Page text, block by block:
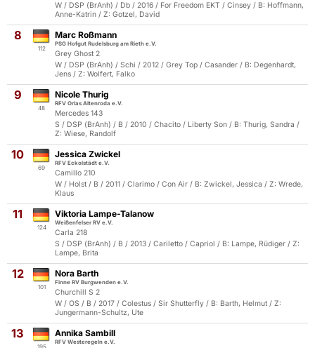
W / DSP (BrAnh) / Db / 2016 / For Freedom EKT / Cinsey / B: Hoffmann,
Anne-Katrin / Z: Gotzel, David
8
112
Marc Roßmann
PSG Hofgut Rudelsburg am Rieth e.V.
Grey Ghost 2
W / DSP (BrAnh) / Schi / 2012 / Grey Top / Casander / B: Degenhardt,
Jens / Z: Wolfert, Falko
9
48
Nicole Thurig
RFV Orlas Altenroda e.V.
Mercedes 143
S / DSP (BrAnh) / B / 2010 / Chacito / Liberty Son / B: Thurig, Sandra /
Z: Wiese, Randolf
10
69
Jessica Zwickel
RFV Eckolstädt e.V.
Camillo 210
W / Holst / B / 2011 / Clarimo / Con Air / B: Zwickel, Jessica / Z: Wrede,
Klaus
11
124
Viktoria Lampe-Talanow
Weißenfelser RV e.V.
Carla 218
S / DSP (BrAnh) / B / 2013 / Cariletto / Capriol / B: Lampe, Rüdiger / Z:
Lampe, Brita
12
101
Nora Barth
Finne RV Burgwenden e.V.
Churchill S 2
W / OS / B / 2017 / Colestus / Sir Shutterfly / B: Barth, Helmut / Z:
Jungermann-Schultz, Ute
13
195
Annika Sambill
RFV Westeregeln e.V.